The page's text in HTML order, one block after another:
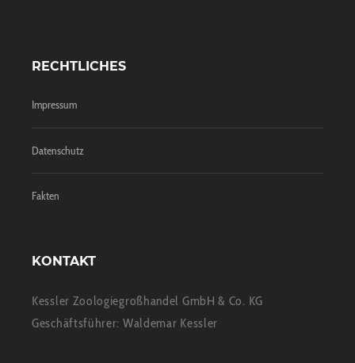
RECHTLICHES
Impressum
Datenschutz
Fakten
KONTAKT
Kessler Zoologiegroßhandel GmbH & Co. KG
Geschäftsführer: Waldemar Kessler